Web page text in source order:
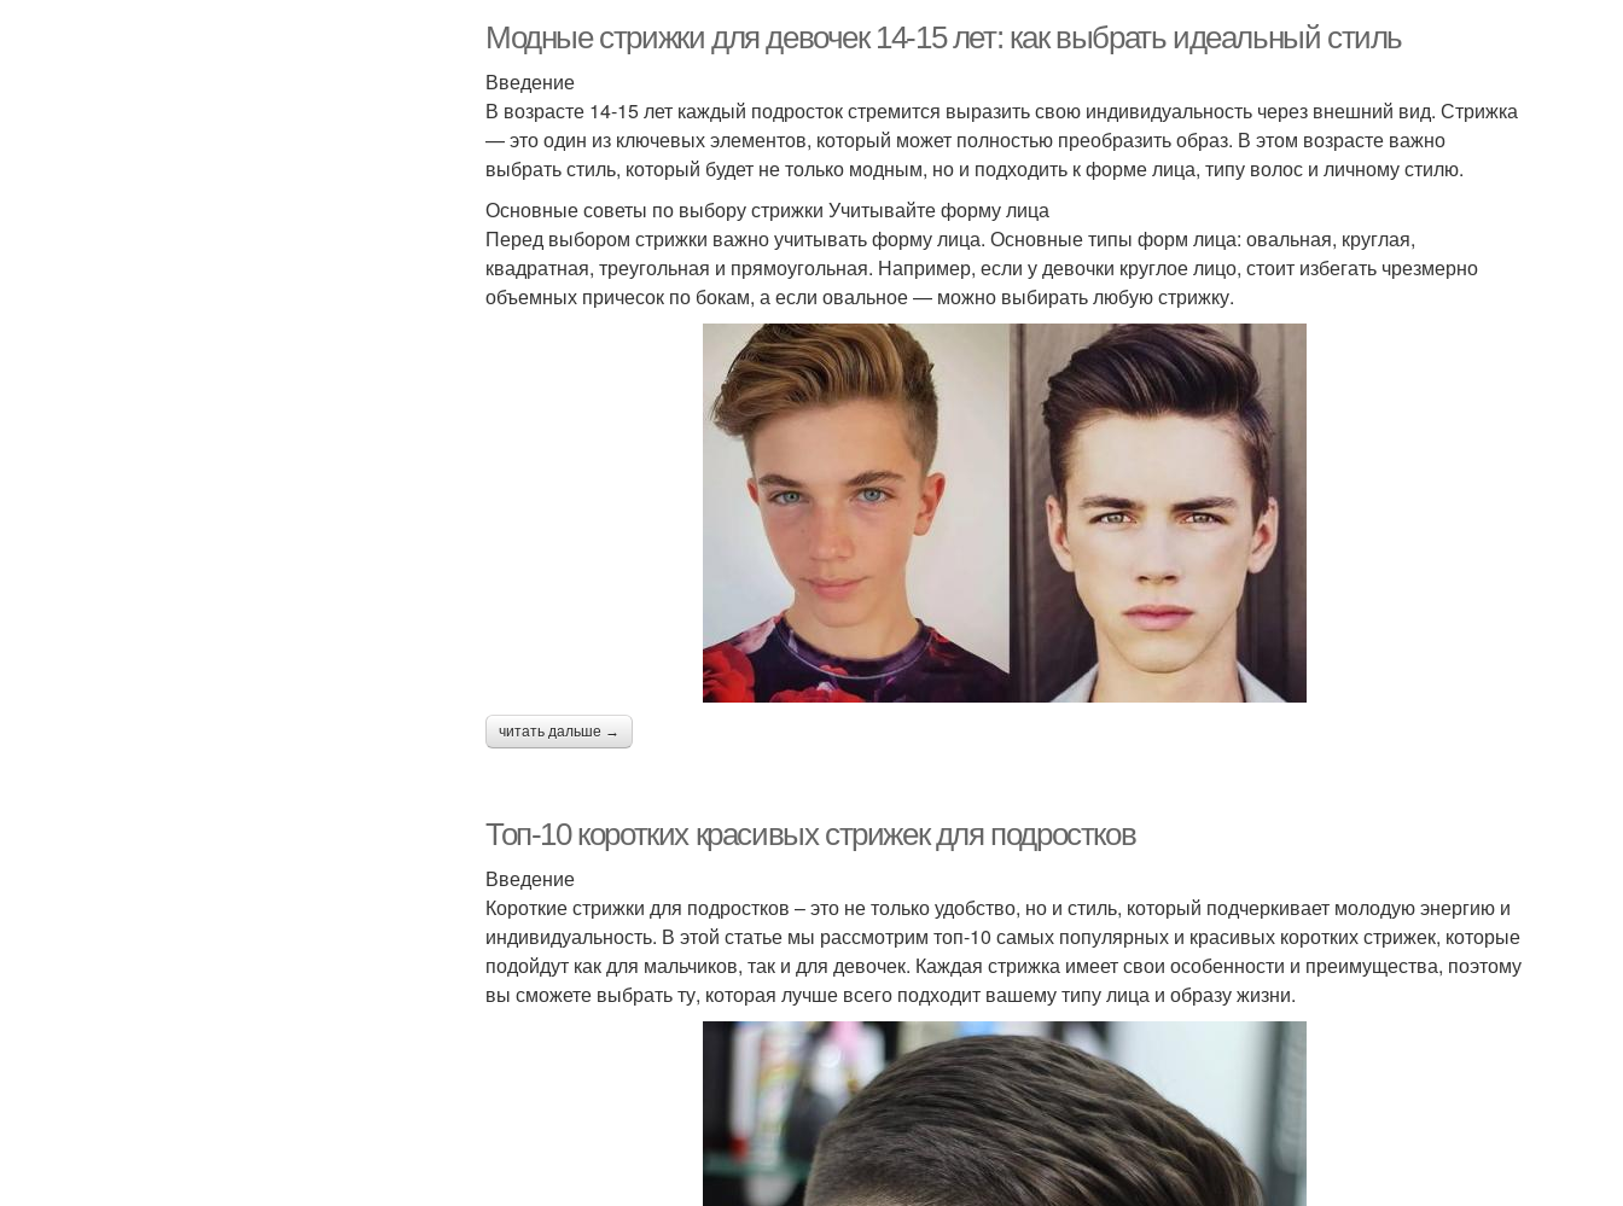
Модные стрижки для девочек 14-15 лет: как выбрать идеальный стиль
Введение
В возрасте 14-15 лет каждый подросток стремится выразить свою индивидуальность через внешний вид. Стрижка
— это один из ключевых элементов, который может полностью преобразить образ. В этом возрасте важно
выбрать стиль, который будет не только модным, но и подходить к форме лица, типу волос и личному стилю.
Основные советы по выбору стрижки Учитывайте форму лица
Перед выбором стрижки важно учитывать форму лица. Основные типы форм лица: овальная, круглая,
квадратная, треугольная и прямоугольная. Например, если у девочки круглое лицо, стоит избегать чрезмерно
объемных причесок по бокам, а если овальное — можно выбирать любую стрижку.
читать дальше →
Топ-10 коротких красивых стрижек для подростков
Введение
Короткие стрижки для подростков – это не только удобство, но и стиль, который подчеркивает молодую энергию и
индивидуальность. В этой статье мы рассмотрим топ-10 самых популярных и красивых коротких стрижек, которые
подойдут как для мальчиков, так и для девочек. Каждая стрижка имеет свои особенности и преимущества, поэтому
вы сможете выбрать ту, которая лучше всего подходит вашему типу лица и образу жизни.